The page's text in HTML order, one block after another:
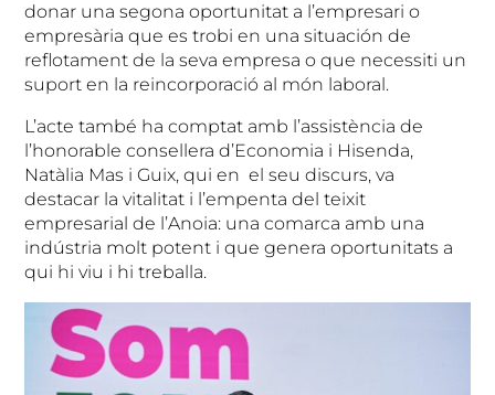
donar una segona oportunitat a l’empresari o
empresària que es trobi en una situación de
reflotament de la seva empresa o que necessiti un
suport en la reincorporació al món laboral.
L’acte també ha comptat amb l’assistència de
l’honorable consellera d’Economia i Hisenda,
Natàlia Mas i Guix, qui en el seu discurs, va
destacar la vitalitat i l’empenta del teixit
empresarial de l’Anoia: una comarca amb una
indústria molt potent i que genera oportunitats a
qui hi viu i hi treballa.